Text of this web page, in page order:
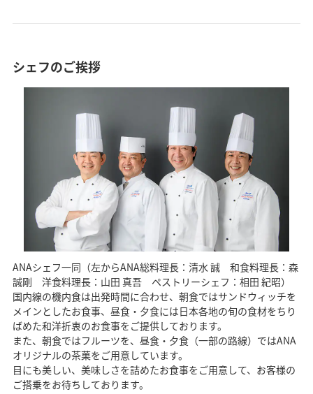
シェフのご挨拶
ANAシェフ一同（左からANA総料理長：清水 誠 和食料理長：森
誠剛 洋食料理長：山田 真吾 ペストリーシェフ：相田 紀昭）
国内線の機内食は出発時間に合わせ、朝食ではサンドウィッチを
メインとしたお食事、昼食・夕食には日本各地の旬の食材をちり
ばめた和洋折衷のお食事をご提供しております。
また、朝食ではフルーツを、昼食・夕食（一部の路線）ではANA
オリジナルの茶菓をご用意しています。
目にも美しい、美味しさを詰めたお食事をご用意して、お客様の
ご搭乗をお待ちしております。